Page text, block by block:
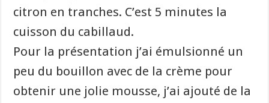
citron en tranches. C’est 5 minutes la
cuisson du cabillaud.
Pour la présentation j’ai émulsionné un
peu du bouillon avec de la crème pour
obtenir une jolie mousse, j’ai ajouté de la